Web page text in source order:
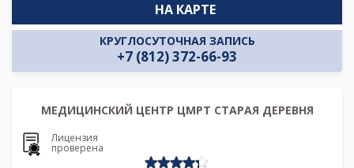
КРУГЛОСУТОЧНАЯ ЗАПИСЬ
+7 (812) 372-66-93
НА КАРТЕ
МЕДИЦИНСКИЙ ЦЕНТР ЦМРТ СТАРАЯ ДЕРЕВНЯ
Лицензия
проверена